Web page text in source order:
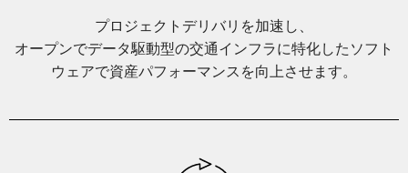
プロジェクトデリバリを加速し、
オープンでデータ駆動型の交通インフラに特化したソフト
ウェアで資産パフォーマンスを向上させます。